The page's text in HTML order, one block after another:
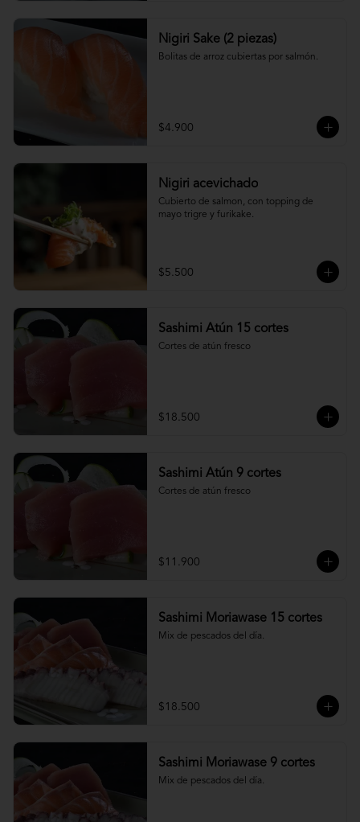
Nigiri Sake (2 piezas)
Bolitas de arroz cubiertas por salmón.
$4.900
Nigiri acevichado
Cubierto de salmon, con topping de
mayo trigre y furikake.
$5.500
Sashimi Atún 15 cortes
Cortes de atún fresco
$18.500
Sashimi Atún 9 cortes
Cortes de atún fresco
$11.900
Sashimi Moriawase 15 cortes
Mix de pescados del día.
$18.500
Sashimi Moriawase 9 cortes
Mix de pescados del día.